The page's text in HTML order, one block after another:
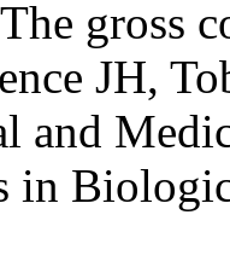
gross
JH,
and
in